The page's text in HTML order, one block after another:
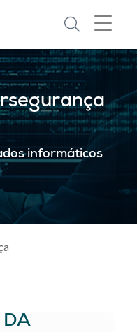
informáticos
DA